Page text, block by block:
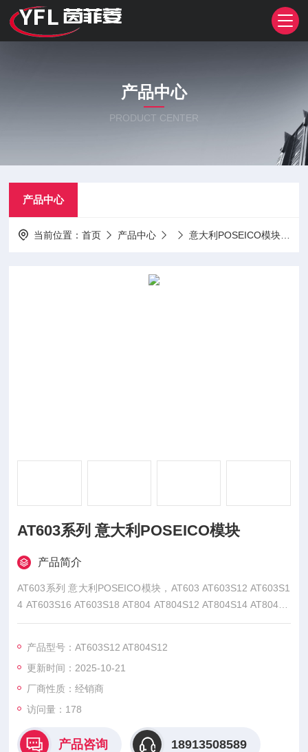
产品中心
PRODUCT CENTER
产品中心
当前位置：首页 产品中心 意大利POSEICO模块
AT603系列 意大利POSEICO模块
产品简介
AT603系列 意大利POSEICO模块，AT603 AT603S12 AT603S1
4 AT603S16 AT603S18 AT804 AT804S12 AT804S14 AT804S1
6 AT804S18，意大利POSEICO模块以高功率绝缘模块为核心，
塑料外壳封装，具备高可靠性、强坚固性与优异密封性。
产品型号：AT603S12 AT804S12
更新时间：2025-10-21
厂商性质：经销商
访问量：178
产品咨询 18913508589